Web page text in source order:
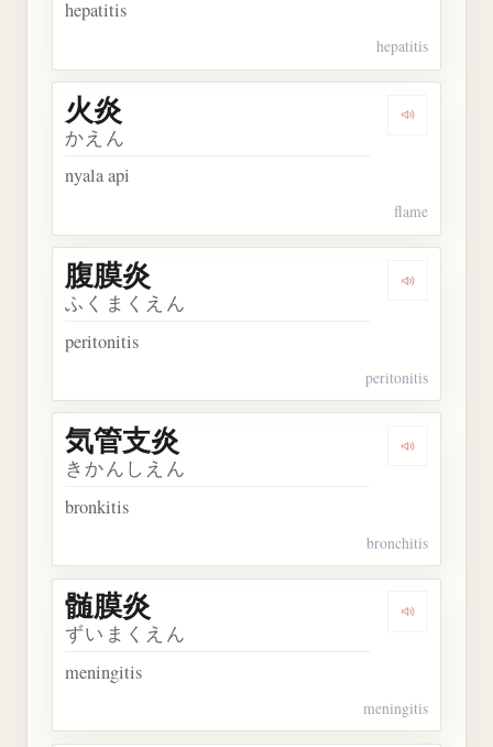
hepatitis
hepatitis
Dengarkan
火炎
かえん
nyala api
flame
Dengarkan
腹膜炎
ふくまくえん
peritonitis
peritonitis
Dengarkan
気管支炎
きかんしえん
bronkitis
bronchitis
Dengarkan
髄膜炎
ずいまくえん
meningitis
meningitis